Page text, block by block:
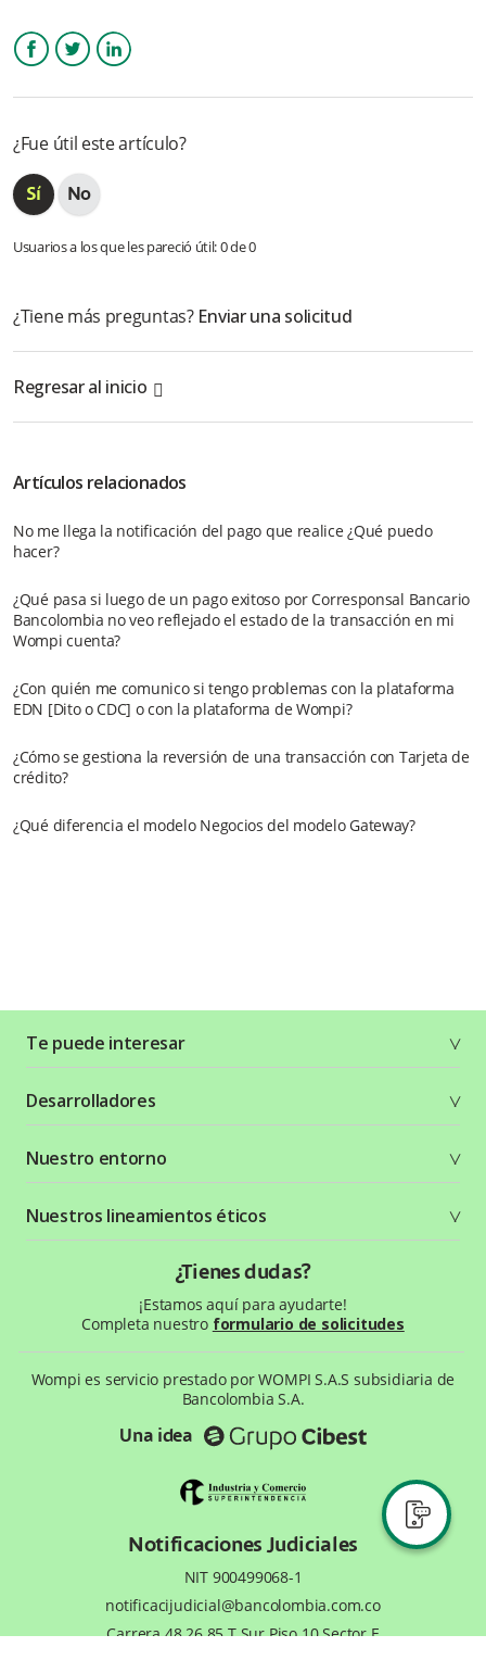
¿Cómo comercio cuánto me descontarán de una transacción
por un cliente que me compre por medio de “Pago en
Más información
¿Fue útil este artículo?
Usuarios a los que les pareció útil: 0 de 0
¿Tiene más preguntas? Enviar una solicitud
Regresar al inicio
Artículos relacionados
No me llega la notificación del pago que realice ¿Qué puedo
hacer?
¿Qué pasa si luego de un pago exitoso por Corresponsal Bancario
Bancolombia no veo reflejado el estado de la transacción en mi
Wompi cuenta?
¿Con quién me comunico si tengo problemas con la plataforma
EDN [Dito o CDC] o con la plataforma de Wompi?
¿Cómo se gestiona la reversión de una transacción con Tarjeta de
crédito?
¿Qué diferencia el modelo Negocios del modelo Gateway?
Te puede interesar
Planes y tarifas
Crea tu cuenta
Seguridad
Términos y condiciones
Política de privacidad
Desarrolladores
Recursos gráficos
Status Page
Nuestro entorno
¿Qué es Wompi?
Wiki Wompi
Preguntas frecuentes
Nuestros lineamientos éticos
¿Tienes dudas?
¡Estamos aquí para ayudarte!
Completa nuestro formulario de solicitudes
Wompi es servicio prestado por WOMPI S.A.S subsidiaria de
Bancolombia S.A.
Una idea
Notificaciones Judiciales
NIT 900499068-1
notificacijudicial@bancolombia.com.co
Carrera 48 26 85 T.Sur Piso 10 Sector E